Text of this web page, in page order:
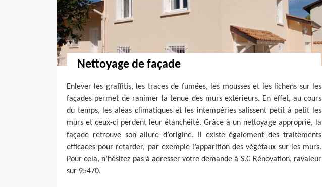
Nettoyage de façade
Enlever les graffitis, les traces de fumées, les mousses et les lichens sur les
façades permet de ranimer la tenue des murs extérieurs. En effet, au cours
du temps, les aléas climatiques et les intempéries salissent petit à petit les
murs et ceux-ci perdent leur étanchéité. Grâce à un nettoyage approprié, la
façade retrouve son allure d’origine. Il existe également des traitements
efficaces pour retarder, par exemple l’apparition des végétaux sur les murs.
Pour cela, n’hésitez pas à adresser votre demande à S.C Rénovation, ravaleur
sur 95470.